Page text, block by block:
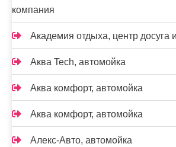
компания
Академия отдыха, центр досуга
Аква Tech, автомойка
Аква комфорт, автомойка
Аква комфорт, автомойка
Алекс-Авто, автомойка